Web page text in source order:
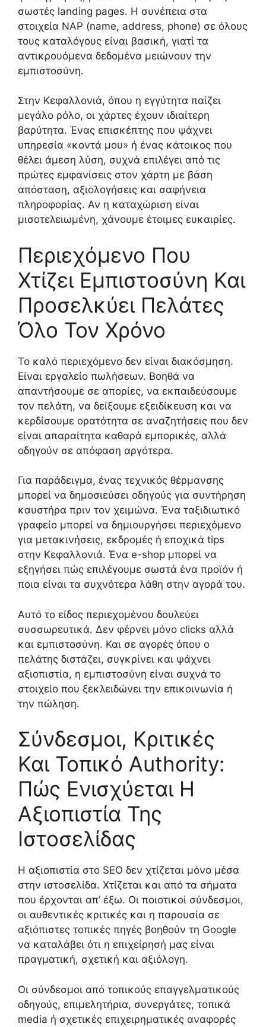
σωστές landing pages. Η συνέπεια στα
στοιχεία NAP (name, address, phone) σε όλους
τους καταλόγους είναι βασική, γιατί τα
αντικρουόμενα δεδομένα μειώνουν την
εμπιστοσύνη.
Στην Κεφαλλονιά, όπου η εγγύτητα παίζει
μεγάλο ρόλο, οι χάρτες έχουν ιδιαίτερη
βαρύτητα. Ένας επισκέπτης που ψάχνει
υπηρεσία «κοντά μου» ή ένας κάτοικος που
θέλει άμεση λύση, συχνά επιλέγει από τις
πρώτες εμφανίσεις στον χάρτη με βάση
απόσταση, αξιολογήσεις και σαφήνεια
πληροφορίας. Αν η καταχώριση είναι
μισοτελειωμένη, χάνουμε έτοιμες ευκαιρίες.
Περιεχόμενο Που
Χτίζει Εμπιστοσύνη Και
Προσελκύει Πελάτες
Όλο Τον Χρόνο
Το καλό περιεχόμενο δεν είναι διακόσμηση.
Είναι εργαλείο πωλήσεων. Βοηθά να
απαντήσουμε σε απορίες, να εκπαιδεύσουμε
τον πελάτη, να δείξουμε εξειδίκευση και να
κερδίσουμε ορατότητα σε αναζητήσεις που δεν
είναι απαραίτητα καθαρά εμπορικές, αλλά
οδηγούν σε απόφαση αργότερα.
Για παράδειγμα, ένας τεχνικός θέρμανσης
μπορεί να δημοσιεύσει οδηγούς για συντήρηση
καυστήρα πριν τον χειμώνα. Ένα ταξιδιωτικό
γραφείο μπορεί να δημιουργήσει περιεχόμενο
για μετακινήσεις, εκδρομές ή εποχικά tips
στην Κεφαλλονιά. Ένα e-shop μπορεί να
εξηγήσει πώς επιλέγουμε σωστά ένα προϊόν ή
ποια είναι τα συχνότερα λάθη στην αγορά του.
Αυτό το είδος περιεχομένου δουλεύει
συσσωρευτικά. Δεν φέρνει μόνο clicks αλλά
και εμπιστοσύνη. Και σε αγορές όπου ο
πελάτης διστάζει, συγκρίνει και ψάχνει
αξιοπιστία, η εμπιστοσύνη είναι συχνά το
στοιχείο που ξεκλειδώνει την επικοινωνία ή
την πώληση.
Σύνδεσμοι, Κριτικές
Και Τοπικό Authority:
Πώς Ενισχύεται Η
Αξιοπιστία Της
Ιστοσελίδας
Η αξιοπιστία στο SEO δεν χτίζεται μόνο μέσα
στην ιστοσελίδα. Χτίζεται και από τα σήματα
που έρχονται απ’ έξω. Οι ποιοτικοί σύνδεσμοι,
οι αυθεντικές κριτικές και η παρουσία σε
αξιόπιστες τοπικές πηγές βοηθούν τη Google
να καταλάβει ότι η επιχείρησή μας είναι
πραγματική, σχετική και αξιόλογη.
Οι σύνδεσμοι από τοπικούς επαγγελματικούς
οδηγούς, επιμελητήρια, συνεργάτες, τοπικά
media ή σχετικές επιχειρηματικές αναφορές